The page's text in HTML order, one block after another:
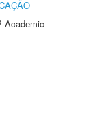
Academic